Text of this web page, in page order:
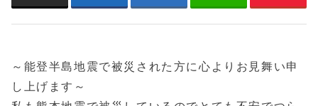
～能登半島地震で被災された方に心よりお見舞い申
し上げます～